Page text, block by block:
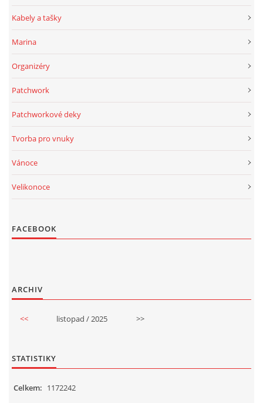
Kabely a tašky
Marina
Organizéry
Patchwork
Patchworkové deky
Tvorba pro vnuky
Vánoce
Velikonoce
FACEBOOK
ARCHIV
<< listopad / 2025 >>
STATISTIKY
Celkem: 1172242